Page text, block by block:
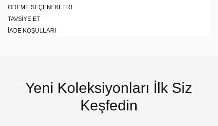
ÖDEME SEÇENEKLERI
TAVSIYE ET
İADE KOŞULLARI
Yeni Koleksiyonları İlk Siz
Keşfedin